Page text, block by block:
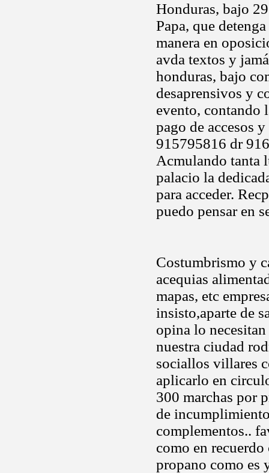
Honduras, bajo
Papa, que
manera en
avda textos y
honduras, bajo
desaprensivos y
evento, contando
pago de accesos
915795816 dr
Acmulando tanta
palacio la
para acceder.
puedo pensar en
Costumbrismo y
acequias
mapas, etc
insisto,aparte de
opina lo
nuestra ciudad
sociallos villares
aplicarlo en
300 marchas por
de
complementos..
como en
propano como es